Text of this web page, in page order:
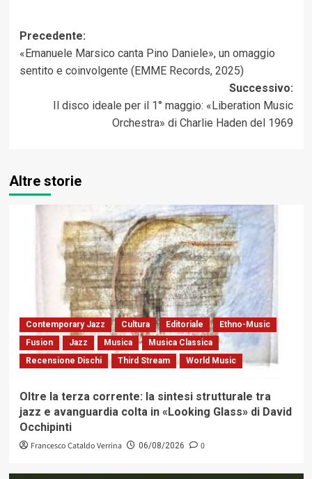
Navigazione
articolo
Precedente:
«Emanuele Marsico canta Pino Daniele», un omaggio
sentito e coinvolgente (EMME Records, 2025)
Successivo:
Il disco ideale per il 1° maggio: «Liberation Music
Orchestra» di Charlie Haden del 1969
Altre storie
Contemporary Jazz Cultura Editoriale
Ethno-Music
Fusion
Jazz Musica
Musica Classica
Recensione Dischi
Third Stream World Music
Oltre la terza corrente: la sintesi strutturale tra
jazz e avanguardia colta in «Looking Glass» di David
Occhipinti
Francesco Cataldo Verrina 06/08/2026 0